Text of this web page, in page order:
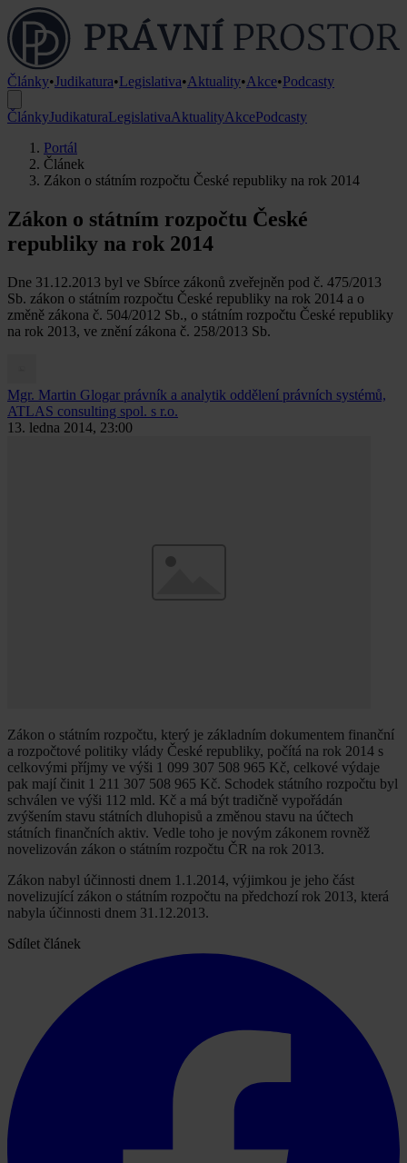
Články•Judikatura•Legislativa•Aktuality•Akce•Podcasty
ČlánkyJudikaturaLegislativaAktualityAkcePodcasty
Portál
Článek
Zákon o státním rozpočtu České republiky na rok 2014
Zákon o státním rozpočtu České
republiky na rok 2014
Dne 31.12.2013 byl ve Sbírce zákonů zveřejněn pod č. 475/2013
Sb. zákon o státním rozpočtu České republiky na rok 2014 a o
změně zákona č. 504/2012 Sb., o státním rozpočtu České republiky
na rok 2013, ve znění zákona č. 258/2013 Sb.
Mgr. Martin Glogar právník a analytik oddělení právních systémů,
ATLAS consulting spol. s r.o.
13. ledna 2014, 23:00
Zákon o státním rozpočtu, který je základním dokumentem finanční
a rozpočtové politiky vlády České republiky, počítá na rok 2014 s
celkovými příjmy ve výši 1 099 307 508 965 Kč, celkové výdaje
pak mají činit 1 211 307 508 965 Kč. Schodek státního rozpočtu byl
schválen ve výši 112 mld. Kč a má být tradičně vypořádán
zvýšením stavu státních dluhopisů a změnou stavu na účtech
státních finančních aktiv. Vedle toho je novým zákonem rovněž
novelizován zákon o státním rozpočtu ČR na rok 2013.
Zákon nabyl účinnosti dnem 1.1.2014, výjimkou je jeho část
novelizující zákon o státním rozpočtu na předchozí rok 2013, která
nabyla účinnosti dnem 31.12.2013.
Sdílet článek